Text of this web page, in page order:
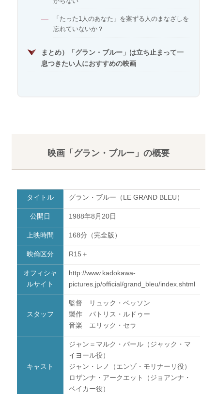
「たった1人のあなた」を案ずる人のまなざしを
忘れていないか？
まとめ）「グラン・ブルー」は立ち止まって一
息つきたい人におすすめの映画
映画「グラン・ブルー」の概要
タイトル グラン・ブルー（LE GRAND BLEU）
公開日 1988年8月20日
上映時間 168分（完全版）
映倫区分 R15＋
オフィシャ
ルサイト
http://www.kadokawa-
pictures.jp/official/grand_bleu/index.shtml
スタッフ
監督 リュック・ベッソン
製作 パトリス・ルドゥー
音楽 エリック・セラ
キャスト
ジャン＝マルク・パール（ジャック・マ
イヨール役）
ジャン・レノ（エンゾ・モリナーリ役）
ロザンナ・アークエット（ジョアンナ・
ベイカー役）